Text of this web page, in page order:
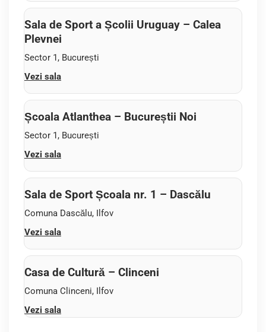
Sala de Sport a Școlii Uruguay – Calea
Plevnei
Sector 1, București
Vezi sala
Școala Atlanthea – Bucureștii Noi
Sector 1, București
Vezi sala
Sala de Sport Școala nr. 1 – Dascălu
Comuna Dascălu, Ilfov
Vezi sala
Casa de Cultură – Clinceni
Comuna Clinceni, Ilfov
Vezi sala